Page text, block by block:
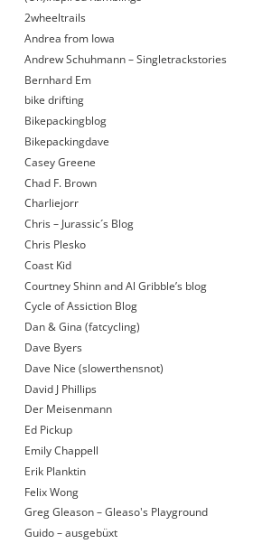
2wheeltrails
Andrea from Iowa
Andrew Schuhmann – Singletrackstories
Bernhard Em
bike drifting
Bikepackingblog
Bikepackingdave
Casey Greene
Chad F. Brown
Charliejorr
Chris – Jurassic´s Blog
Chris Plesko
Coast Kid
Courtney Shinn and Al Gribble’s blog
Cycle of Assiction Blog
Dan & Gina (fatcycling)
Dave Byers
Dave Nice (slowerthensnot)
David J Phillips
Der Meisenmann
Ed Pickup
Emily Chappell
Erik Planktin
Felix Wong
Greg Gleason – Gleaso's Playground
Guido – ausgebüxt